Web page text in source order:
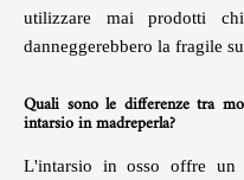
utilizzare mai prodotti
danneggerebbero la fragile
Quali sono le differenze tra
intarsio in madreperla?
L'intarsio in osso offre un